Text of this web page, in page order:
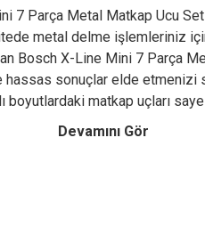
7 Parça Metal Matkap Ucu
metal delme işlemleriniz
Bosch X-Line Mini 7 Parça
hassas sonuçlar elde etmenizi
boyutlardaki matkap uçları
Devamını Gör